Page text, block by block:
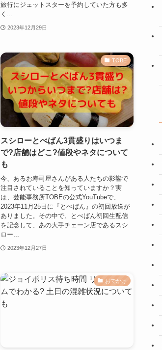
旅行にジェットスターを予約していた方も多
く...
2023年12月29日
TOBE
スシローとべばん3貫盛りはいつま
で?店舗はどこ?値段やネタについて
も
今、あるお寿司屋さんがある人たちの影響で
注目されていることを知っていますか？実
は、芸能事務所TOBEの公式YouTubeで、
2023年11月25日に『とべばん』の初回放送が
ありました。その中で、とべばん初回生配信
を記念して、あの大手チェーン店であるスシ
ロー...
2023年12月27日
おでかけ